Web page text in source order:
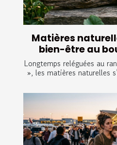
Matières
bien-être au
Longtemps reléguées au
», les matières naturelles